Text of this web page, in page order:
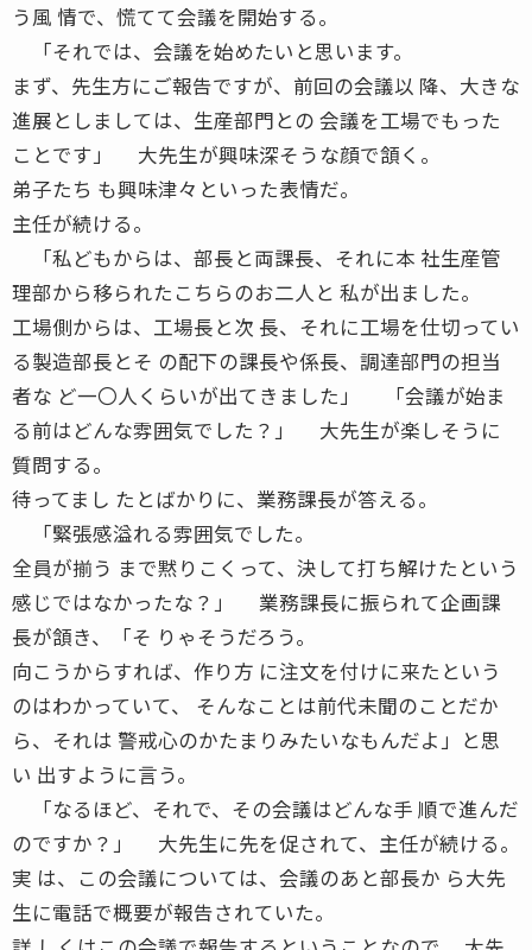
う風 情で、慌てて会議を開始する。
「それでは、会議を始めたいと思います。
まず、先生方にご報告ですが、前回の会議以 降、大きな
進展としましては、生産部門との 会議を工場でもった
ことです」 大先生が興味深そうな顔で頷く。
弟子たち も興味津々といった表情だ。
主任が続ける。
「私どもからは、部長と両課長、それに本 社生産管
理部から移られたこちらのお二人と 私が出ました。
工場側からは、工場長と次 長、それに工場を仕切ってい
る製造部長とそ の配下の課長や係長、調達部門の担当
者な ど一〇人くらいが出てきました」 「会議が始ま
る前はどんな雰囲気でした？」 大先生が楽しそうに
質問する。
待ってまし たとばかりに、業務課長が答える。
「緊張感溢れる雰囲気でした。
全員が揃う まで黙りこくって、決して打ち解けたという
感じではなかったな？」 業務課長に振られて企画課
長が頷き、「そ りゃそうだろう。
向こうからすれば、作り方 に注文を付けに来たという
のはわかっていて、 そんなことは前代未聞のことだか
ら、それは 警戒心のかたまりみたいなもんだよ」と思
い 出すように言う。
「なるほど、それで、その会議はどんな手 順で進んだ
のですか？」 大先生に先を促されて、主任が続ける。
実 は、この会議については、会議のあと部長か ら大先
生に電話で概要が報告されていた。